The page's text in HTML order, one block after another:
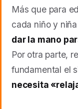
Más que para
cada niño y
dar la mano
Por otra parte,
fundamental el
necesita